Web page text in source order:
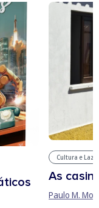
Cultura e
As
Paulo M.